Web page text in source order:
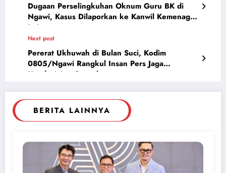
Dugaan Perselingkuhan Oknum Guru BK di
Ngawi, Kasus Dilaporkan ke Kanwil Kemenag
Jatim
Next post
Pererat Ukhuwah di Bulan Suci, Kodim
0805/Ngawi Rangkul Insan Pers Jaga
Kondusivitas Daerah
BERITA LAINNYA